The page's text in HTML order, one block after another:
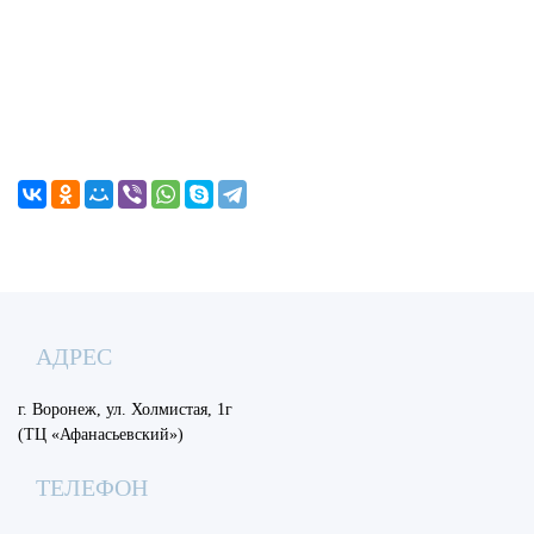
АДРЕС
г. Воронеж, ул. Холмистая, 1г
(ТЦ «Афанасьевский»)
ТЕЛЕФОН